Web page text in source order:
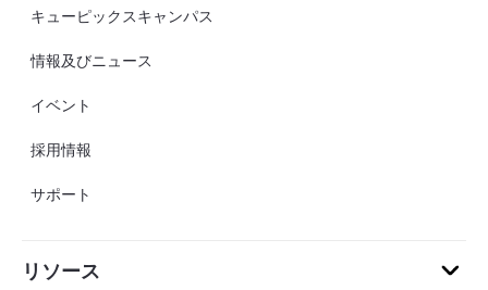
キューピックスキャンパス
情報及びニュース
イベント
採用情報
サポート
リソース